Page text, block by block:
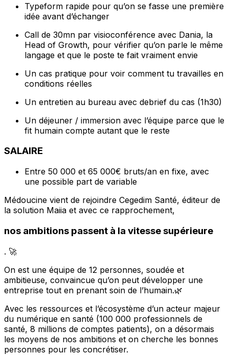
Typeform rapide pour qu’on se fasse une première
idée avant d’échanger
Call de 30mn par visioconférence avec Dania, la
Head of Growth, pour vérifier qu’on parle le même
langage et que le poste te fait vraiment envie
Un cas pratique pour voir comment tu travailles en
conditions réelles
Un entretien au bureau avec debrief du cas (1h30)
Un déjeuner / immersion avec l’équipe parce que le
fit humain compte autant que le reste
SALAIRE
Entre 50 000 et 65 000€ bruts/an en fixe, avec
une possible part de variable
Médoucine vient de rejoindre Cegedim Santé, éditeur de
la solution Maiia et avec ce rapprochement,
nos ambitions passent à la vitesse supérieure
. 🚀
On est une équipe de 12 personnes, soudée et
ambitieuse, convaincue qu’on peut développer une
entreprise tout en prenant soin de l’humain.🌿
Avec les ressources et l’écosystème d’un acteur majeur
du numérique en santé (100 000 professionnels de
santé, 8 millions de comptes patients), on a désormais
les moyens de nos ambitions et on cherche les bonnes
personnes pour les concrétiser.